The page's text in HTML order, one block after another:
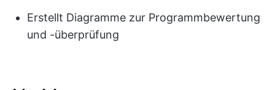
Erstellt Diagramme zur Programmbewertung
und -überprüfung